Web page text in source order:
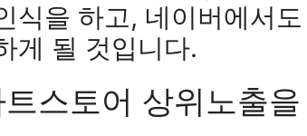
식을 하고, 네이버에서
게 될 것입니다.
스토어 상위노출